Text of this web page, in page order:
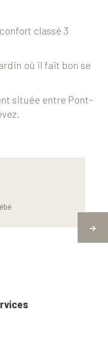
classé 3
où il fait bon se
située entre Pont-